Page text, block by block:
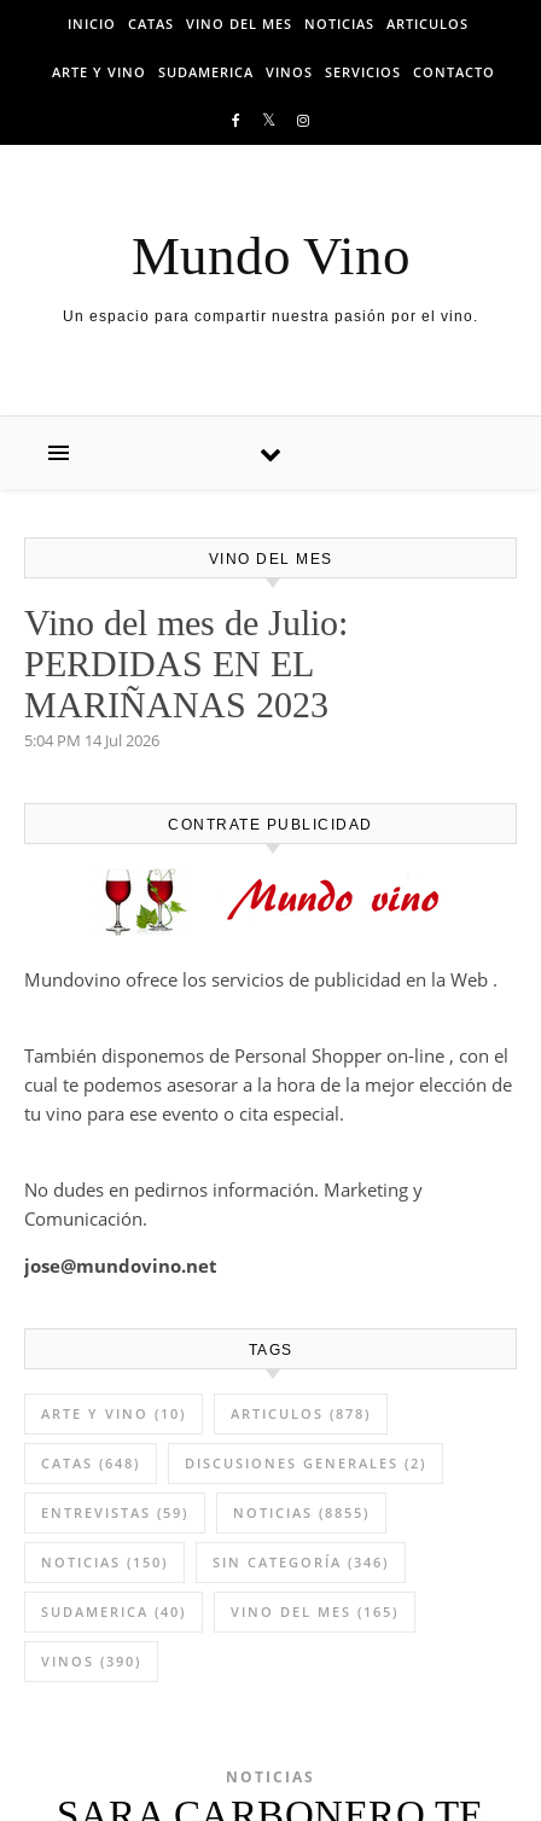
Skip to content
INICIO CATAS VINO DEL MES NOTICIAS ARTICULOS
ARTE Y VINO SUDAMERICA VINOS SERVICIOS CONTACTO
Mundo Vino
Un espacio para compartir nuestra pasión por el vino.
VINO DEL MES
Vino del mes de Julio:
PERDIDAS EN EL
MARIÑANAS 2023
5:04 PM 14 Jul 2026
CONTRATE PUBLICIDAD
Mundovino ofrece los servicios de publicidad en la Web .
También disponemos de Personal Shopper on-line , con el
cual te podemos asesorar a la hora de la mejor elección de
tu vino para ese evento o cita especial.
No dudes en pedirnos información. Marketing y
Comunicación.
jose@mundovino.net
TAGS
ARTE Y VINO (10) ARTICULOS (878)
CATAS (648) DISCUSIONES GENERALES (2)
ENTREVISTAS (59) NOTICIAS (8855)
NOTICIAS (150) SIN CATEGORÍA (346)
SUDAMERICA (40) VINO DEL MES (165)
VINOS (390)
NOTICIAS